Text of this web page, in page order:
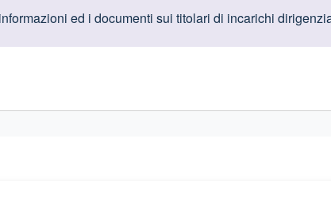
ed i documenti sui titolari di incarichi